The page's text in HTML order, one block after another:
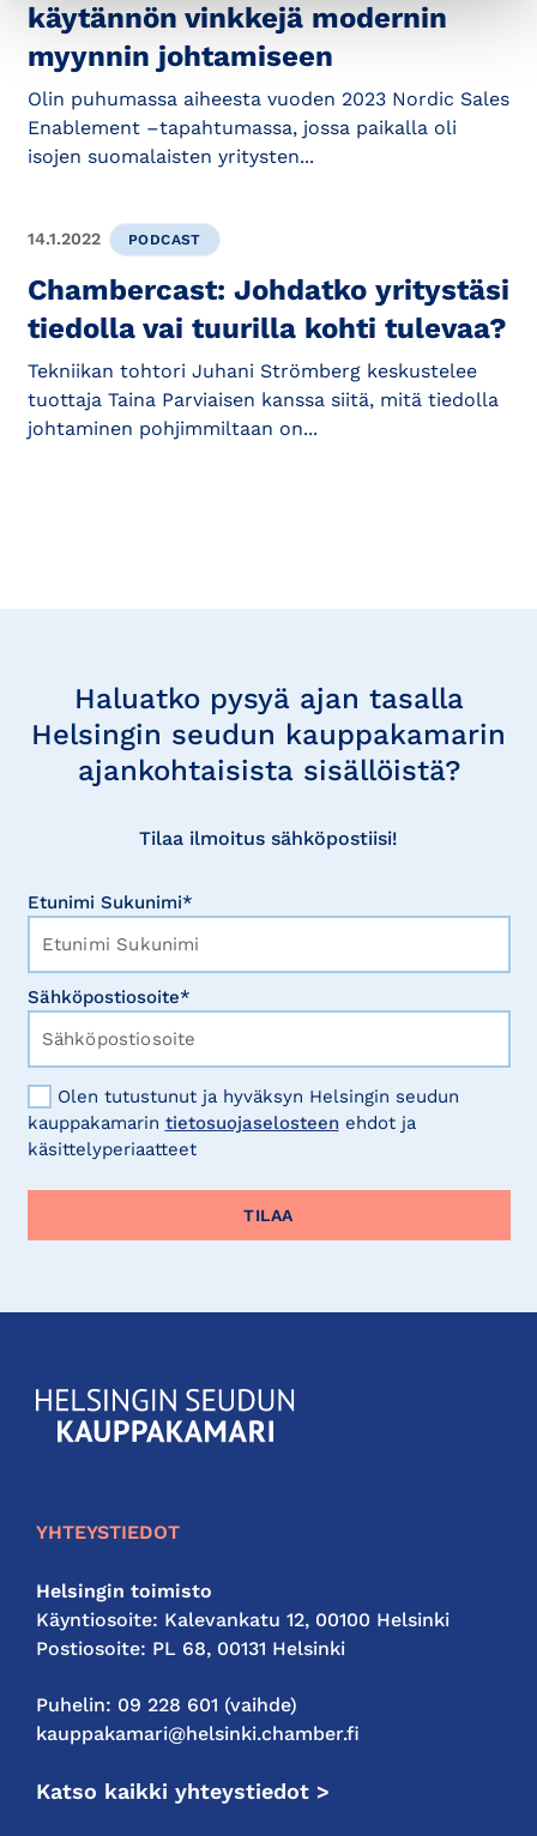
käytännön vinkkejä modernin
myynnin johtamiseen
Olin puhumassa aiheesta vuoden 2023 Nordic Sales
Enablement –tapahtumassa, jossa paikalla oli
isojen suomalaisten yritysten...
14.1.2022 PODCAST
Chambercast: Johdatko yritystäsi
tiedolla vai tuurilla kohti tulevaa?
Tekniikan tohtori Juhani Strömberg keskustelee
tuottaja Taina Parviaisen kanssa siitä, mitä tiedolla
johtaminen pohjimmiltaan on...
Haluatko pysyä ajan tasalla
Helsingin seudun kauppakamarin
ajankohtaisista sisällöistä?
Tilaa ilmoitus sähköpostiisi!
Etunimi Sukunimi*
Sähköpostiosoite*
Olen tutustunut ja hyväksyn Helsingin seudun
kauppakamarin tietosuojaselosteen ehdot ja
käsittelyperiaatteet
KauppakamariHelsingin
seudun
YHTEYSTIEDOT
Helsingin toimisto
Käyntiosoite: Kalevankatu 12, 00100 Helsinki
Postiosoite: PL 68, 00131 Helsinki
Puhelin: 09 228 601 (vaihde)
kauppakamari@helsinki.chamber.fi
Katso kaikki yhteystiedot >